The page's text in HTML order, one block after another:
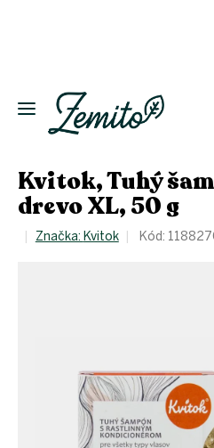
Ekodomácnosť
Ekologická
Kozmetika
Fľaše
proEXPORT_sk
domácnosť
Kvitok, Tuhý
drevo XL, 50 g
Značka: Kvitok Kód: